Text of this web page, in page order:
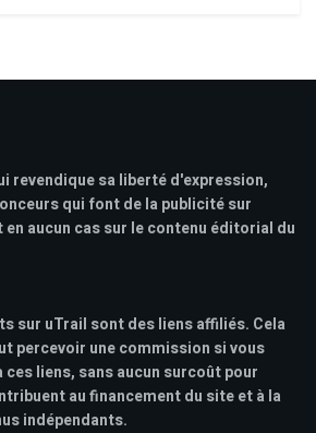
revendique sa liberté d'expression,
qui font de la publicité sur
aucun cas sur le contenu éditorial du
sur uTrail sont des liens affiliés. Cela
percevoir une commission si vous
liens, sans aucun surcoût pour
au financement du site et à la
indépendants.